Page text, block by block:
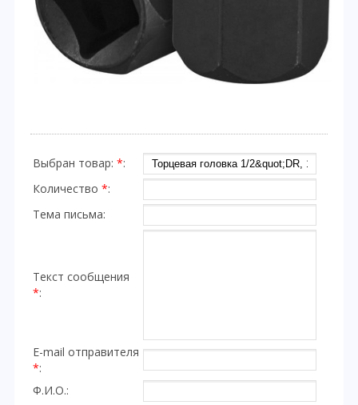
Выбран товар: *:
Количество *:
Тема письма:
Текст сообщения
*:
E-mail отправителя
*:
Ф.И.О.: